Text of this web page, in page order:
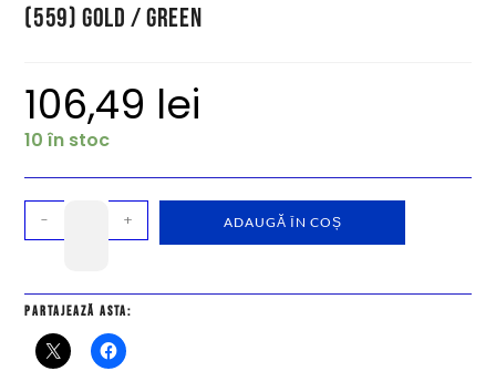
(559) Gold / Green
106,49 lei
10 în stoc
- + ADAUGĂ ÎN COȘ
Partajează asta: